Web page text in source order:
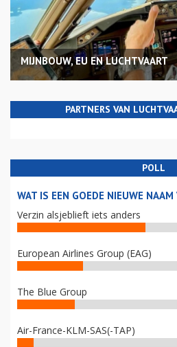
MIJNBOUW, EU EN LUCHTVAART
PARTNERS VAN
POLL
WAT IS EEN GOEDE NIEUWE
Verzin alsjeblieft iets anders
European Airlines Group (EAG)
The Blue Group
Air-France-KLM-SAS(-TAP)